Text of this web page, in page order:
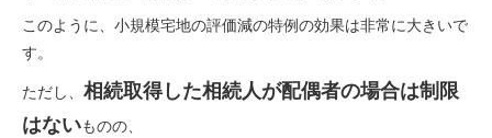
このように、小規模宅地の評価減の特例の効果は非常に大きいで
す。
ただし、 相続取得した相続人が配偶者の場合は制限
はないものの、